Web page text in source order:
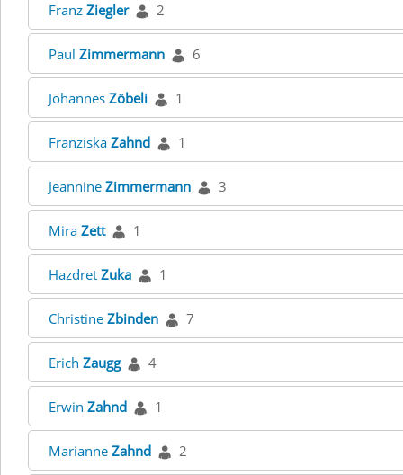
Franz Ziegler 2
Paul Zimmermann 6
Johannes Zöbeli 1
Franziska Zahnd 1
Jeannine Zimmermann 3
Mira Zett 1
Hazdret Zuka 1
Christine Zbinden 7
Erich Zaugg 4
Erwin Zahnd 1
Marianne Zahnd 2